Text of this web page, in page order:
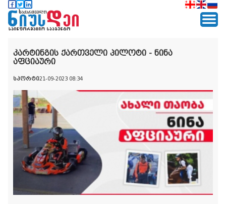
კარტინგის ქართველი პილოტი - ნინა
აფციაური
სპორტი21-09-2023 08:34